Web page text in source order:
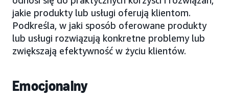
jakie produkty lub usługi oferują klientom.
Podkreśla, w jaki sposób oferowane produkty
lub usługi rozwiązują konkretne problemy lub
zwiększają efektywność w życiu klientów.
Emocjonalny